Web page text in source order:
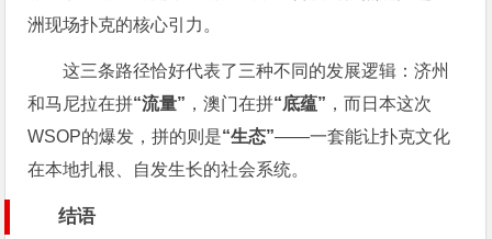
洲现场扑克的核心引力。
这三条路径恰好代表了三种不同的发展逻辑：济州
和马尼拉在拼“流量” ，澳门在拼“底蕴” ，而日本这次
WSOP的爆发，拼的则是“生态”——一套能让扑克文化
在本地扎根、自发生长的社会系统。
结语